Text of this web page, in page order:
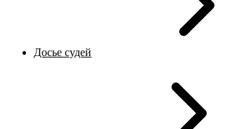
Досье судей